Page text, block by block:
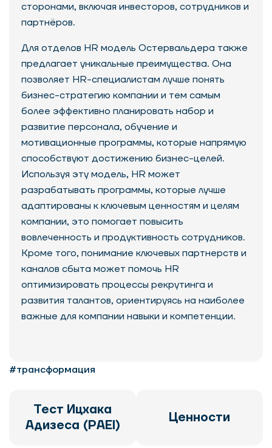
сторонами, включая инвесторов, сотрудников и
партнёров.
Для отделов HR модель Остервальдера также
предлагает уникальные преимущества. Она
позволяет HR-специалистам лучше понять
бизнес-стратегию компании и тем самым
более эффективно планировать набор и
развитие персонала, обучение и
мотивационные программы, которые напрямую
способствуют достижению бизнес-целей.
Используя эту модель, HR может
разрабатывать программы, которые лучше
адаптированы к ключевым ценностям и целям
компании, это помогает повысить
вовлеченность и продуктивность сотрудников.
Кроме того, понимание ключевых партнерств и
каналов сбыта может помочь HR
оптимизировать процессы рекрутинга и
развития талантов, ориентируясь на наиболее
важные для компании навыки и компетенции.
#трансформация
Тест Ицхака
Адизеса (PAEI)
Ценности